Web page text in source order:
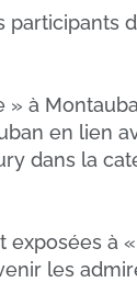
participants
à
en lien
dans la
à
les